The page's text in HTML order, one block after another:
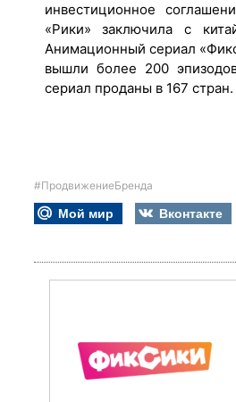
инвестиционное
«Рики» заключила с
Анимационный сериал
вышли более 200
сериал проданы в 167 стран.
#ПродвижениеБренда
Мой мир Вконтакте